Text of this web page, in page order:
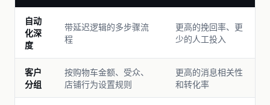
自动
化深
度
带延迟逻辑的多步骤流
程
更高的挽回率、更
少的人工投入
客户
分组
按购物车金额、受众、
店铺行为设置规则
更高的消息相关性
和转化率